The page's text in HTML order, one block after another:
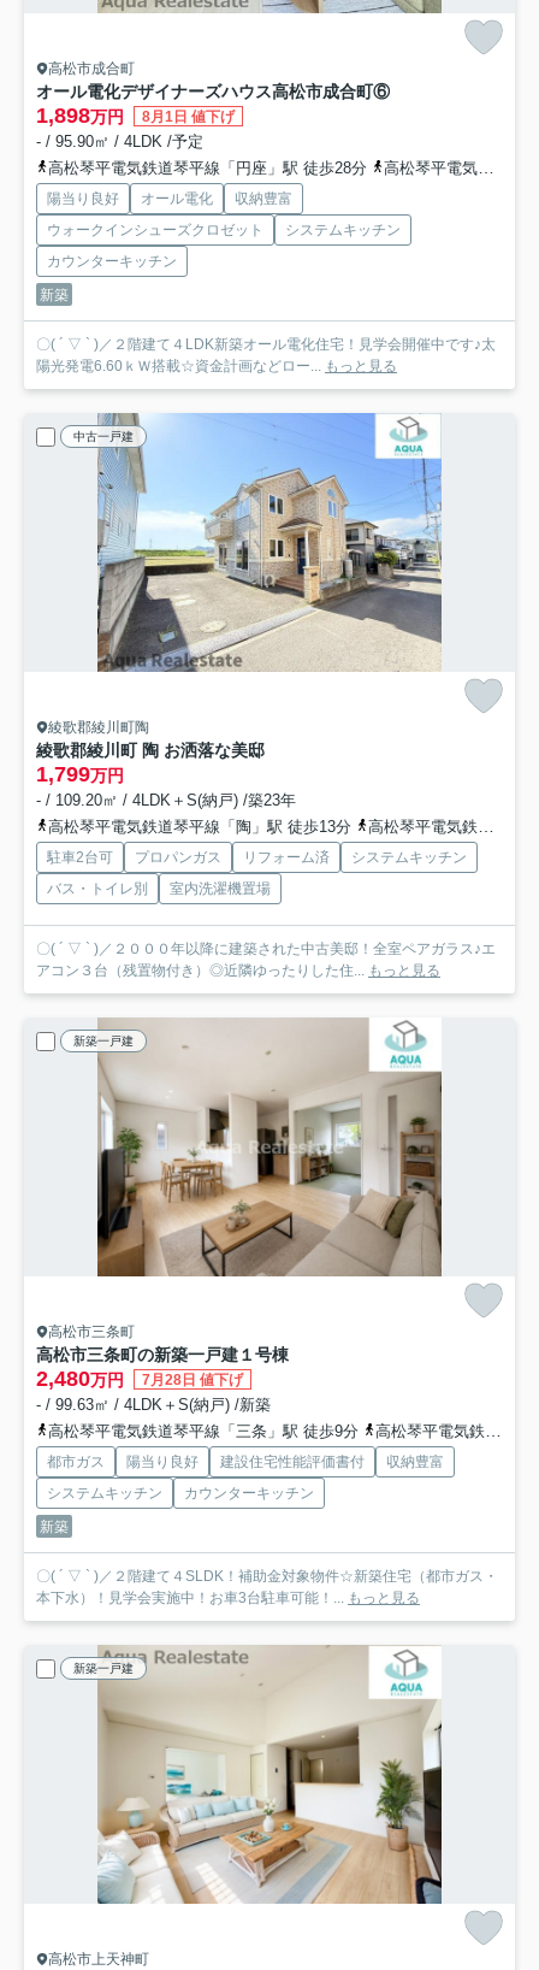
高松市成合町
オール電化デザイナーズハウス高松市成合町⑥
1,898万円 8月1日 値下げ
- / 95.90㎡ / 4LDK /予定
高松琴平電気鉄道琴平線「円座」駅 徒歩28分
高松琴平電気鉄道琴平線「一宮」駅 徒歩31分
陽当り良好 オール電化
収納豊富
ウォークインシューズクロゼット
システムキッチン
カウンターキッチン
新築
〇( ´ ▽ ` )／２階建て４LDK新築オール電化住宅！見学会開催中です♪太
陽光発電6.60ｋＷ搭載☆資金計画などロー...
もっと見る
中古一戸建
綾歌郡綾川町陶
綾歌郡綾川町 陶 お洒落な美邸
1,799万円
- / 109.20㎡ / 4LDK＋S(納戸) /築23年
高松琴平電気鉄道琴平線「陶」駅 徒歩13分
高松琴平電気鉄道琴平線「綾川」駅 徒歩18分
駐車2台可 プロパンガス リフォーム済
システムキッチン
バス・トイレ別
室内洗濯機置場
〇( ´ ▽ ` )／２０００年以降に建築された中古美邸！全室ペアガラス♪エ
アコン３台（残置物付き）◎近隣ゆったりした住...
もっと見る
新築一戸建
高松市三条町
高松市三条町の新築一戸建１号棟
2,480万円 7月28日 値下げ
- / 99.63㎡ / 4LDK＋S(納戸) /新築
高松琴平電気鉄道琴平線「三条」駅 徒歩9分
高松琴平電気鉄道琴平線「伏石」駅 徒歩18分
都市ガス 陽当り良好 建設住宅性能評価書付
収納豊富
システムキッチン
カウンターキッチン
新築
〇( ´ ▽ ` )／２階建て４SLDK！補助金対象物件☆新築住宅（都市ガス・
本下水）！見学会実施中！お車3台駐車可能！...
もっと見る
新築一戸建
高松市上天神町